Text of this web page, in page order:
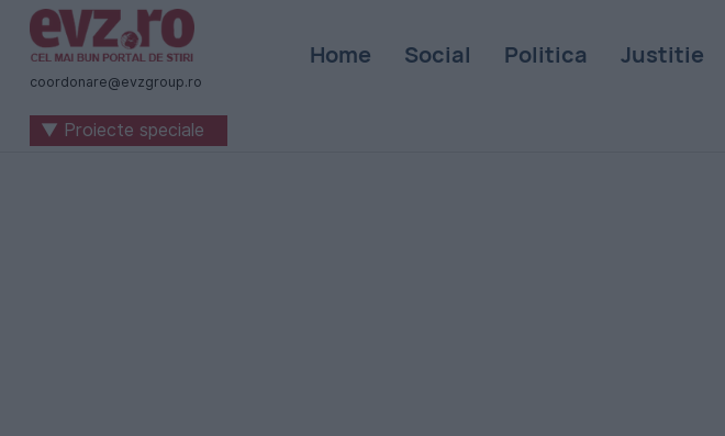
Știri
naționale
internaționale
coordonare@evzgroup.ro
Home Social Politica Justitie
▼ Proiecte speciale